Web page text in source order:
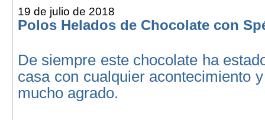
19 de julio de 2018
Polos Helados de Chocolate con
De siempre este chocolate ha
casa con cualquier acontecimiento
mucho agrado.